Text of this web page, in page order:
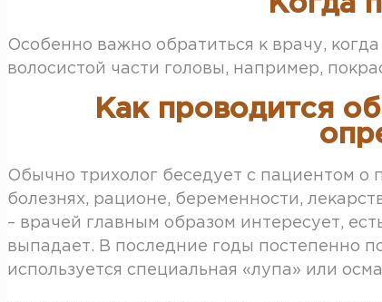
Особенно важно обратиться к врачу,
волосистой части головы, например,
Как проводится
Обычно трихолог беседует с пациентом о
болезнях, рационе, беременности,
– врачей главным образом интересует,
выпадает. В последние годы постепенно
используется специальная «лупа» или